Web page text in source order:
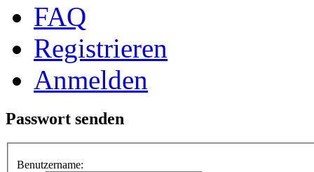
FAQ
Registrieren
Anmelden
Passwort senden
Benutzername: